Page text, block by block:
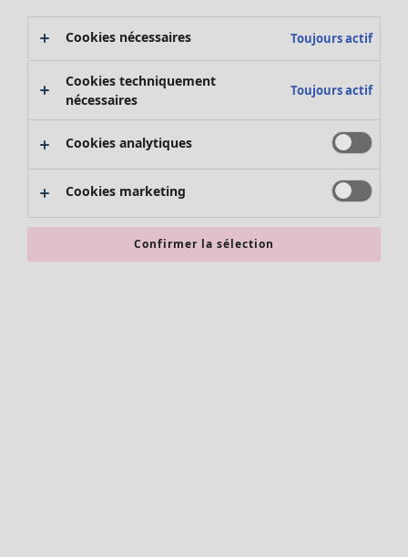
Promos SOLDES
Les promos de Gudrun Sjödén
Nouvel arrivage
Bonnes affaires en soldes - jusqu'à -70
Cookies nécessaires Toujours actif
Cookies techniquement
nécessaires
Toujours actif
Cookies analytiques
Cookies marketing
Confirmer la sélection